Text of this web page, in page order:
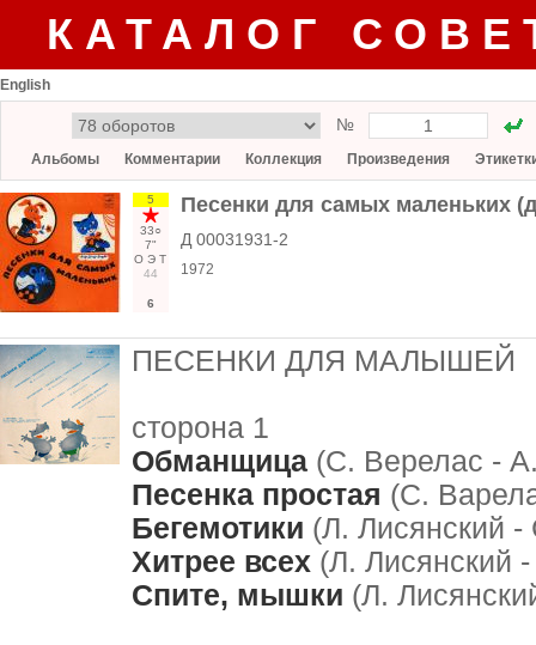
КАТАЛОГ
English
№
Альбомы Комментарии Коллекция Произведения
5
33○
7"
О Э Т
44
6
Песенки для самых маленьких
Д 00031931-2
1972
ПЕСЕНКИ ДЛЯ МАЛЫШЕЙ
сторона 1
Обманщица (С. Верелас -
Песенка простая (С.
Бегемотики (Л. Лисянский
Хитрее всех (Л. Лисянский
Спите, мышки (Л.